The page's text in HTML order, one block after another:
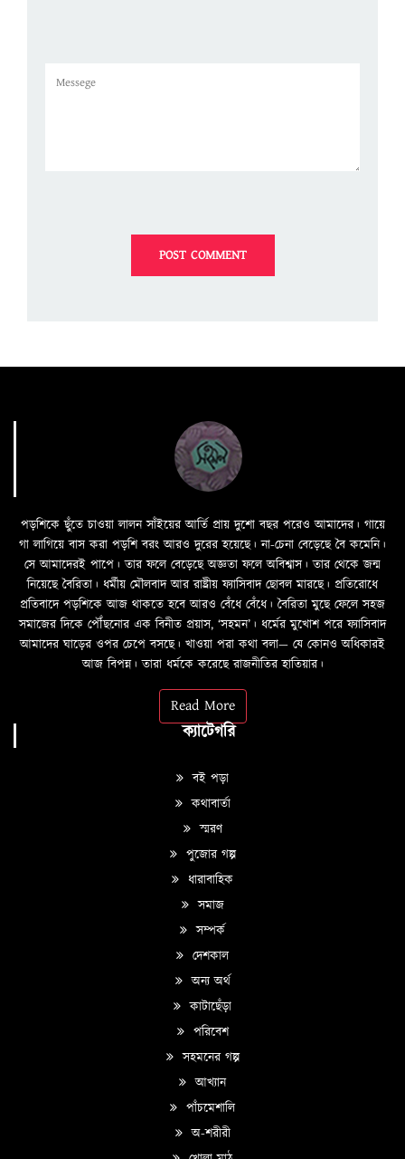
পড়শিকে ছুঁতে চাওয়া লালন সাঁইয়ের আর্তি প্রায় দুশো বছর পরেও আমাদের। গায়ে
গা লাগিয়ে বাস করা পড়শি বরং আরও দুরের হয়েছে। না-চেনা বেড়েছে বৈ কমেনি।
সে আমাদেরই পাপে। তার ফলে বেড়েছে অজ্ঞতা ফলে অবিশ্বাস। তার থেকে জন্ম
নিয়েছে বৈরিতা। ধর্মীয় মৌলবাদ আর রাষ্ট্রীয় ফ্যাসিবাদ ছোবল মারছে। প্রতিরোধে
প্রতিবাদে পড়শিকে আজ থাকতে হবে আরও বেঁধে বেঁধে। বৈরিতা মুছে ফেলে সহজ
সমাজের দিকে পৌঁছনোর এক বিনীত প্রয়াস, ‘সহমন’। ধর্মের মুখোশ পরে ফ্যাসিবাদ
আমাদের ঘাড়ের ওপর চেপে বসছে। খাওয়া পরা কথা বলা—­­ যে কোনও অধিকারই
আজ বিপন্ন। তারা ধর্মকে করেছে রাজনীতির হাতিয়ার।
Read More
ক্যাটেগরি
বই পড়া
কথাবার্তা
স্মরণ
পুজোর গল্প
ধারাবাহিক
সমাজ
সম্পর্ক
দেশকাল
অন্য অর্থ
কাটাছেঁড়া
পরিবেশ
সহমনের গল্প
আখ্যান
পাঁচমেশালি
অ-শরীরী